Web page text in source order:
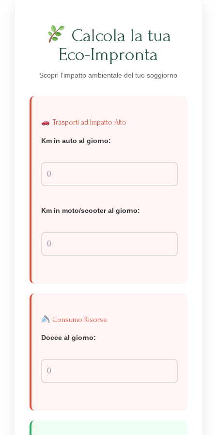
Calcola la tua
Eco-Impronta
Scopri l’impatto ambientale del tuo soggiorno
Trasporti ad Impatto Alto
Km in auto al giorno:
Km in moto/scooter al giorno:
Consumo Risorse
Docce al giorno: